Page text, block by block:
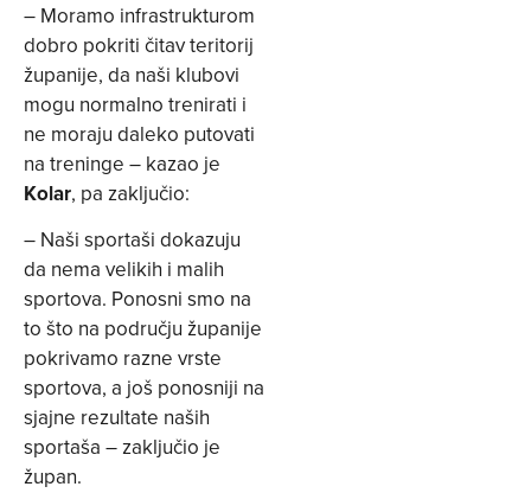
– Moramo infrastrukturom
dobro pokriti čitav teritorij
županije, da naši klubovi
mogu normalno trenirati i
ne moraju daleko putovati
na treninge – kazao je
Kolar, pa zaključio:
– Naši sportaši dokazuju
da nema velikih i malih
sportova. Ponosni smo na
to što na području županije
pokrivamo razne vrste
sportova, a još ponosniji na
sjajne rezultate naših
sportaša – zaključio je
župan.